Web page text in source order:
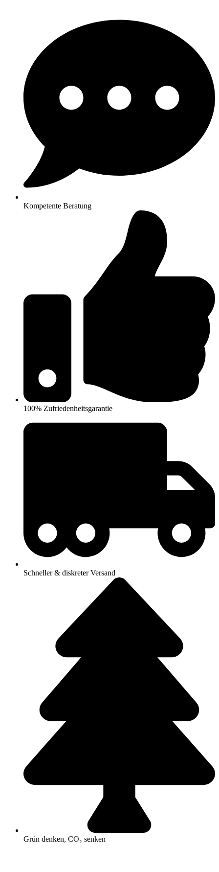
Kompetente Beratung
100% Zufriedenheitsgarantie
Schneller & diskreter Versand
Grün denken, CO₂ senken